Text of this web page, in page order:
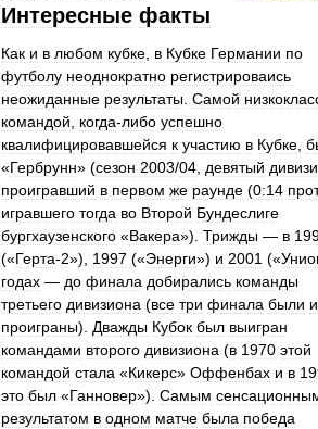
Интересные факты
Как и в любом кубке в Кубке Германии по
футболу неоднократно регистрироваись
неожиданные результаты Самой
командой
когда-либо успешно
квалифицировавшейся к участию в Кубке
«Гербрунн» (сезон 2003/04 девятый
проигравший в первом же раунде (0:14
игравшего тогда во Второй Бундеслиге
бургхаузенского «Вакера»). Трижды — в
(«Герта-2»), 1997 («Энерги») и 2001 («
годах — до финала добирались команды
третьего дивизиона (все три финала были
проиграны). Дважды Кубок был выигран
командами второго дивизиона (в 1970 этой
командой стала «Кикерс» Оффенбах и в
это был «Ганновер»). Самым
результатом в одном матче была победа